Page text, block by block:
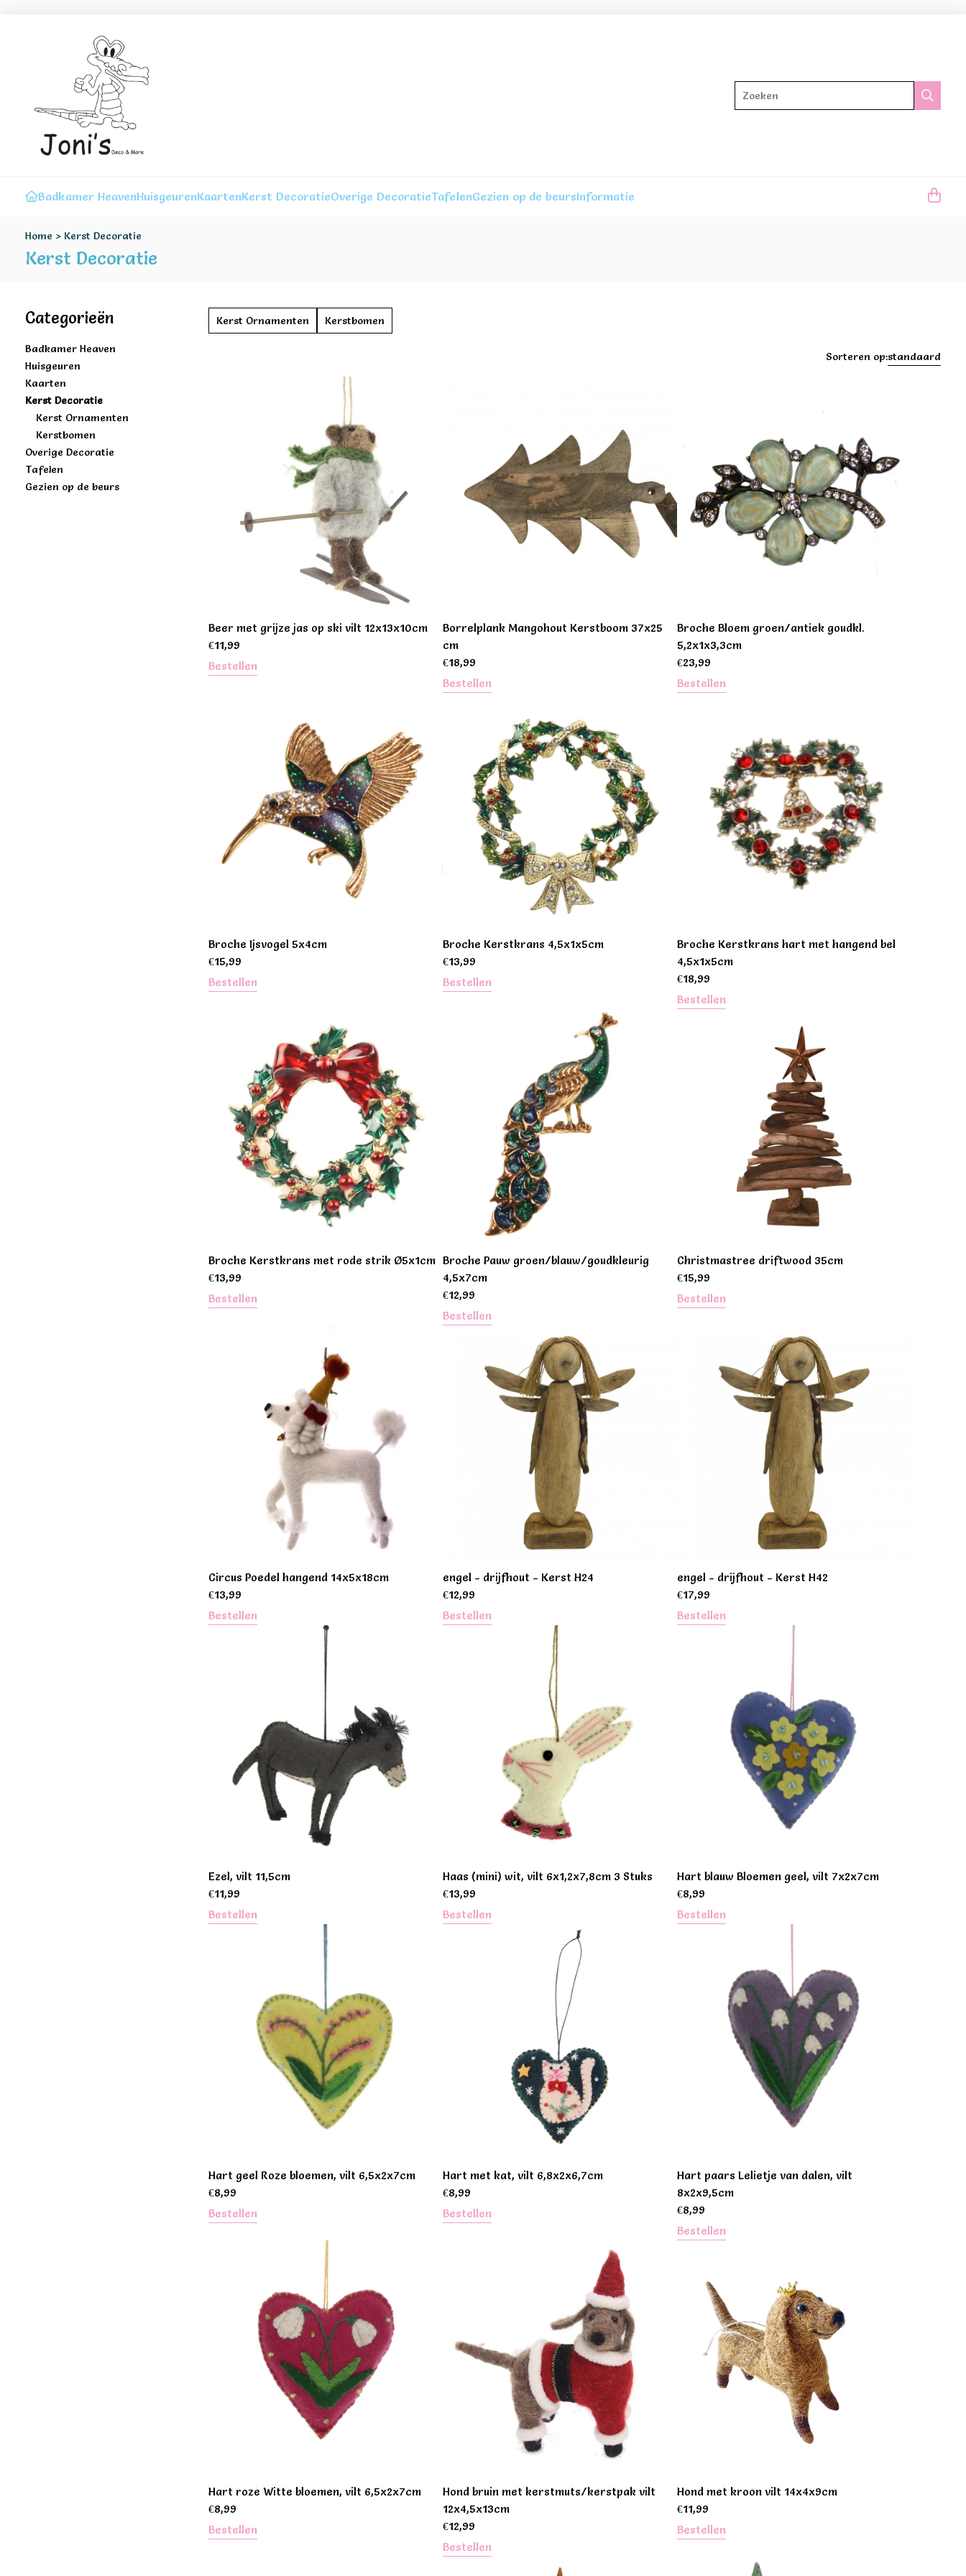
Badkamer HeavenHuisgeurenKaartenKerst DecoratieOverige DecoratieTafelenGezien op de beursInformatie
Home > Kerst Decoratie
Kerst Decoratie
Categorieën
Badkamer Heaven
Huisgeuren
Kaarten
Kerst Decoratie
Kerst Ornamenten
Kerstbomen
Overige Decoratie
Tafelen
Gezien op de beurs
Kerst Ornamenten Kerstbomen
Sorteren op:standaard
Beer met grijze jas op ski vilt 12x13x10cm
€11,99
Bestellen
Borrelplank Mangohout Kerstboom 37x25
cm
€18,99
Bestellen
Broche Bloem groen/antiek goudkl.
5,2x1x3,3cm
€23,99
Bestellen
Broche Ijsvogel 5x4cm
€15,99
Bestellen
Broche Kerstkrans 4,5x1x5cm
€13,99
Bestellen
Broche Kerstkrans hart met hangend bel
4,5x1x5cm
€18,99
Bestellen
Broche Kerstkrans met rode strik Ø5x1cm
€13,99
Bestellen
Broche Pauw groen/blauw/goudkleurig
4,5x7cm
€12,99
Bestellen
Christmastree driftwood 35cm
€15,99
Bestellen
Circus Poedel hangend 14x5x18cm
€13,99
Bestellen
engel - drijfhout - Kerst H24
€12,99
Bestellen
engel - drijfhout - Kerst H42
€17,99
Bestellen
Ezel, vilt 11,5cm
€11,99
Bestellen
Haas (mini) wit, vilt 6x1,2x7,8cm 3 Stuks
€13,99
Bestellen
Hart blauw Bloemen geel, vilt 7x2x7cm
€8,99
Bestellen
Hart geel Roze bloemen, vilt 6,5x2x7cm
€8,99
Bestellen
Hart met kat, vilt 6,8x2x6,7cm
€8,99
Bestellen
Hart paars Lelietje van dalen, vilt
8x2x9,5cm
€8,99
Bestellen
Hart roze Witte bloemen, vilt 6,5x2x7cm
€8,99
Bestellen
Hond bruin met kerstmuts/kerstpak vilt
12x4,5x13cm
€12,99
Bestellen
Hond met kroon vilt 14x4x9cm
€11,99
Bestellen